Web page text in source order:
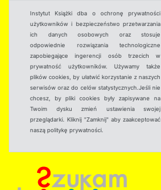
Instytut Książki dba o ochronę prywatności
użytkowników i bezpieczeństwo przetwarzania
ich danych osobowych oraz stosuje
odpowiednie rozwiązania technologiczne
zapobiegające ingerencji osób trzecich w
prywatność użytkowników. Używamy także
plików cookies, by ułatwić korzystanie z naszych
serwisów oraz do celów statystycznych.Jeśli nie
chcesz, by pliki cookies były zapisywane na
Twoim dysku zmień ustawienia swojej
przeglądarki. Kliknij "Zamknij" aby zaakceptować
naszą politykę prywatności.